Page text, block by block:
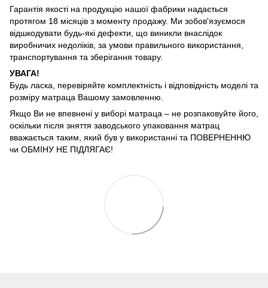
Гарантія якості на продукцію нашої фабрики надається
протягом 18 місяців з моменту продажу. Ми зобов'язуємося
відшкодувати будь-які дефекти, що виникли внаслідок
виробничих недоліків, за умови правильного використання,
транспортування та зберігання товару.
УВАГА!
Будь ласка, перевіряйте комплектність і відповідність моделі та
розміру матраца Вашому замовленню.
Якщо Ви не впевнені у виборі матраца – не розпаковуйте його,
оскільки після зняття заводського упаковання матрац
вважається таким, який був у використанні та ПОВЕРНЕННЮ
чи ОБМІНУ НЕ ПІДЛЯГАЄ!